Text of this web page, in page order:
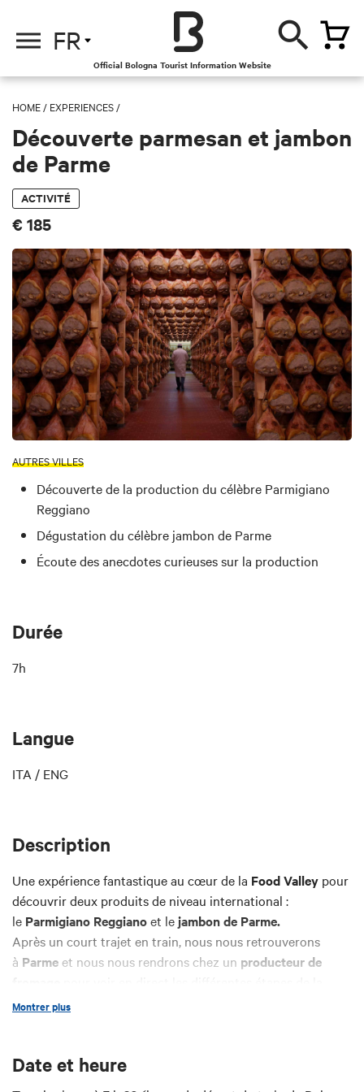
FR
Official Bologna Tourist Information Website
HOME / EXPERIENCES /
Découverte parmesan et jambon
de Parme
ACTIVITÉ
€ 185
AUTRES VILLES
Découverte de la production du célèbre Parmigiano
Reggiano
Dégustation du célèbre jambon de Parme
Écoute des anecdotes curieuses sur la production
Durée
7h
Langue
ITA / ENG
Description
Une expérience fantastique au cœur de la Food Valley pour
découvrir deux produits de niveau international :
le Parmigiano Reggianoet lejambon de Parme.
Après un court trajet en train, nous nous retrouverons
à Parme et nous nous rendrons chez un producteur de
production du Parmigiano Reggiano. À la fin, vous pourrez
Ensuite, nous nous dirigerons vers les collines et visiterons
Montrer plus
Date et heure